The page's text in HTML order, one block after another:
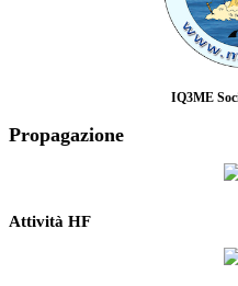
IQ3ME
Propagazione
Attività HF